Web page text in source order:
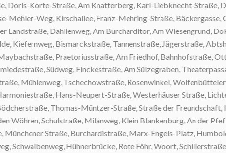
Korte-Straße, Am Knatterberg, Karl-Liebknecht-Straße,
Weg, Kirschallee, Franz-Mehring-Straße, Bäckergasse,
Dahlienweg, Am Burcharditor, Am Wiesengrund,
Kiefernweg, Bismarckstraße, Tannenstraße, Jägerstraße,
Praetoriusstraße, Am Friedhof, Bahnhofstraße,
Südweg, Finckestraße, Am Sülzegraben,
Mühlenweg, Tschechowstraße, Rosenwinkel, Wolfenbütteler
Hans-Neupert-Straße, Westerhäuser Straße,
Thomas-Müntzer-Straße, Straße der Freundschaft,
Wöhren, Schulstraße, Milanweg, Klein Blankenburg, An der
Straße, Burchardistraße, Marx-Engels-Platz,
Hühnerbrücke, Rote Föhr, Woort,